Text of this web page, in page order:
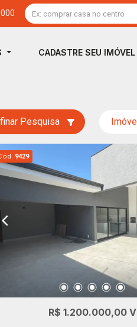
CADASTRE SEU IMÓVEL
Pesquisa
9429
R$ 1.200.000,00 V